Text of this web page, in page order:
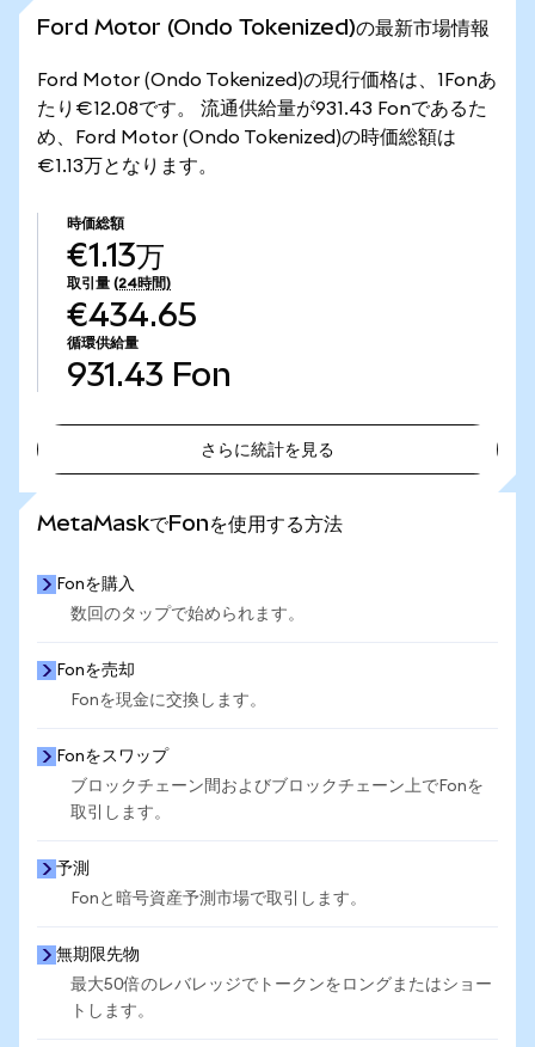
Ford Motor (Ondo Tokenized)の最新市場情報
Ford Motor (Ondo Tokenized)の現行価格は、1Fonあ
たり€12.08です。 流通供給量が931.43 Fonであるた
め、Ford Motor (Ondo Tokenized)の時価総額は
€1.13万となります。
時価総額
€1.13万
取引量 (24時間)
€434.65
循環供給量
931.43 Fon
さらに統計を見る
MetaMaskでFonを使用する方法
Fonを購入
数回のタップで始められます。
Fonを売却
Fonを現金に交換します。
Fonをスワップ
ブロックチェーン間およびブロックチェーン上でFonを
取引します。
予測
Fonと暗号資産予測市場で取引します。
無期限先物
最大50倍のレバレッジでトークンをロングまたはショー
トします。